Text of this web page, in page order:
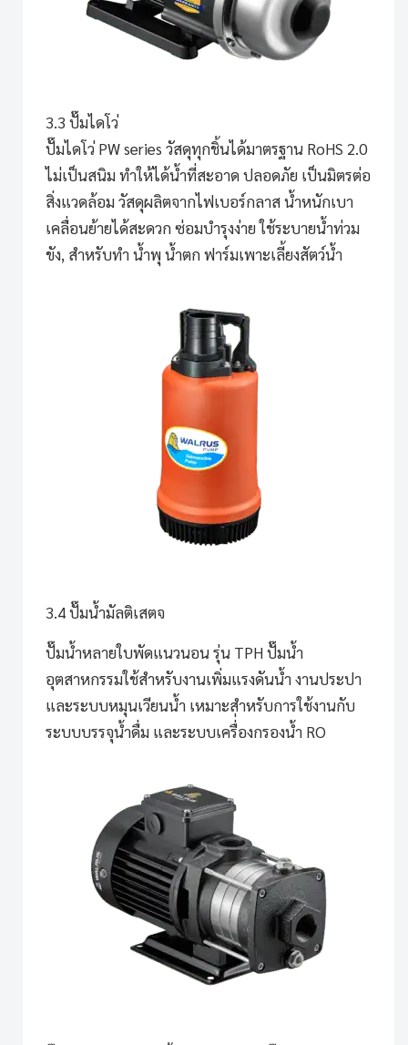
3.3 ปั๊มไดโว่
ปั๊มไดโว่ PW series วัสดุทุกชิ้นได้มาตรฐาน RoHS 2.0
ไม่เป็นสนิม ทำให้ได้น้ำที่สะอาด ปลอดภัย เป็นมิตรต่อ
สิ่งแวดล้อม วัสดุผลิตจากไฟเบอร์กลาส น้ำหนักเบา
เคลื่อนย้ายได้สะดวก ซ่อมบำรุงง่าย ใช้ระบายน้ำท่วม
ขัง, สำหรับทำ น้ำพุ น้ำตก ฟาร์มเพาะเลี้ยงสัตว์น้ำ
3.4 ปั๊มน้ำมัลติเสตจ
ปั๊มน้ำหลายใบพัดแนวนอน รุ่น TPHปั๊มน้ำ
อุตสาหกรรมใช้สำหรับงานเพิ่มแรงดันน้ำ งานประปา
และระบบหมุนเวียนน้ำ เหมาะสำหรับการใช้งานกับ
ระบบบรรจุน้ำดื่ม และระบบเครื่่องกรองน้ำ RO